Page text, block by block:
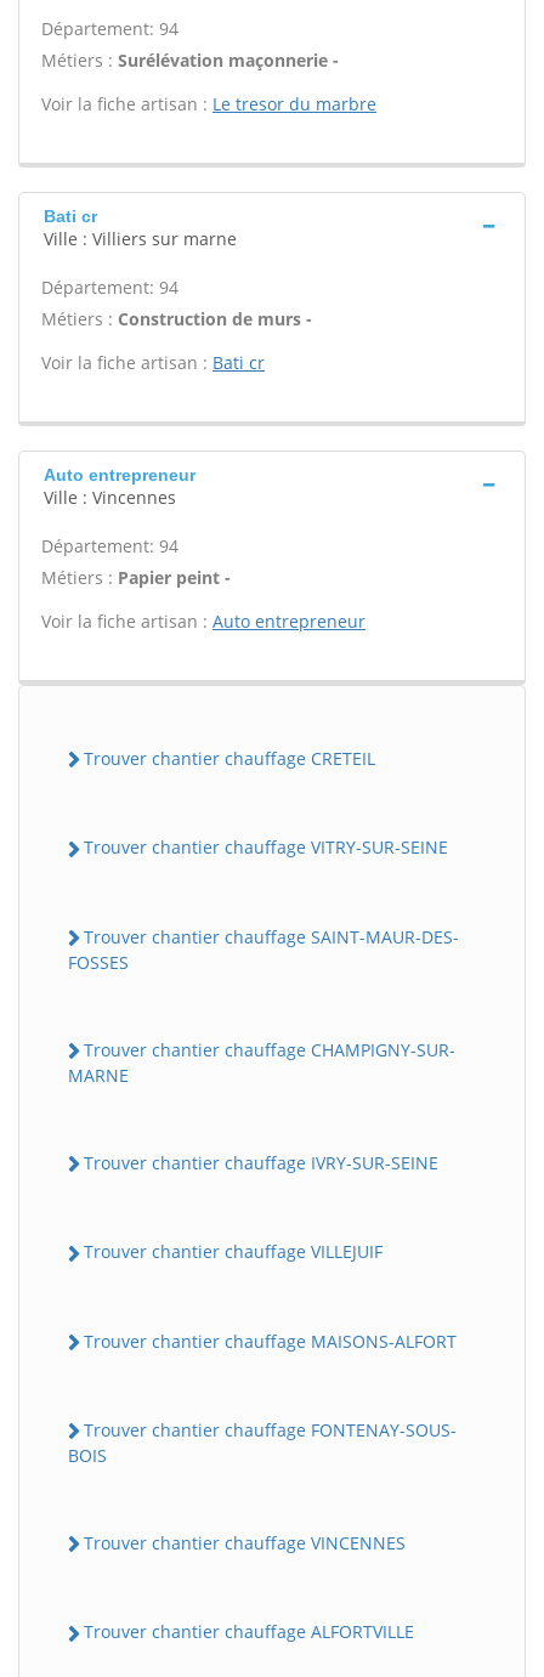
Département: 94
Métiers : Surélévation maçonnerie -
Voir la fiche artisan : Le tresor du marbre
Bati cr
Ville : Villiers sur marne
Département: 94
Métiers : Construction de murs -
Voir la fiche artisan : Bati cr
Auto entrepreneur
Ville : Vincennes
Département: 94
Métiers : Papier peint -
Voir la fiche artisan : Auto entrepreneur
Trouver chantier chauffage CRETEIL
Trouver chantier chauffage VITRY-SUR-SEINE
Trouver chantier chauffage SAINT-MAUR-DES-
FOSSES
Trouver chantier chauffage CHAMPIGNY-SUR-
MARNE
Trouver chantier chauffage IVRY-SUR-SEINE
Trouver chantier chauffage VILLEJUIF
Trouver chantier chauffage MAISONS-ALFORT
Trouver chantier chauffage FONTENAY-SOUS-
BOIS
Trouver chantier chauffage VINCENNES
Trouver chantier chauffage ALFORTVILLE